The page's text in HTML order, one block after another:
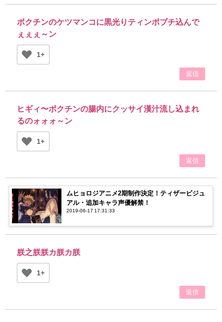
ボクチンのケツマンコに黒光りティンポブチ込んで
ぇぇぇ～ン
1+
返信
ヒギィ〜ボクチンの腸内にクッサイ漢汁流し込まれ
るのォォォ～ン
1+
返信
ムヒョロジアニメ2期制作決定！ティザービジュ
アル・追加キャラ声優解禁！
2019-06-17 17:31:33
朕之朕朕カ朕カ朕
1+
返信